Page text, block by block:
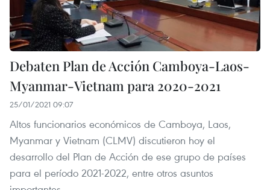
Debaten Plan de Acción Camboya-Laos-
Myanmar-Vietnam para 2020-2021
25/01/2021 09:07
Altos funcionarios económicos de Camboya, Laos,
Myanmar y Vietnam (CLMV) discutieron hoy el
desarrollo del Plan de Acción de ese grupo de países
para el período 2021-2022, entre otros asuntos